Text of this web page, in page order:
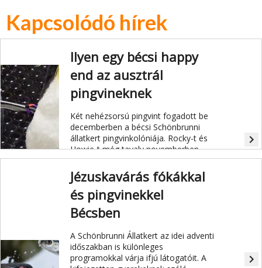
Kapcsolódó hírek
Ilyen egy bécsi happy
end az ausztrál
pingvineknek
Két nehézsorsú pingvint fogadott be
decemberben a bécsi Schönbrunni
állatkert pingvinkolóniája. Rocky-t és
Howie-t még tavaly novemberben
sodorta partra a víz Ausztrália keleti
partjainál.
navigate_next
Jézuskavárás fókákkal
és pingvinekkel
Bécsben
A Schönbrunni Állatkert az idei adventi
időszakban is különleges
programokkal várja ifjú látogatóit. A
navigate_next